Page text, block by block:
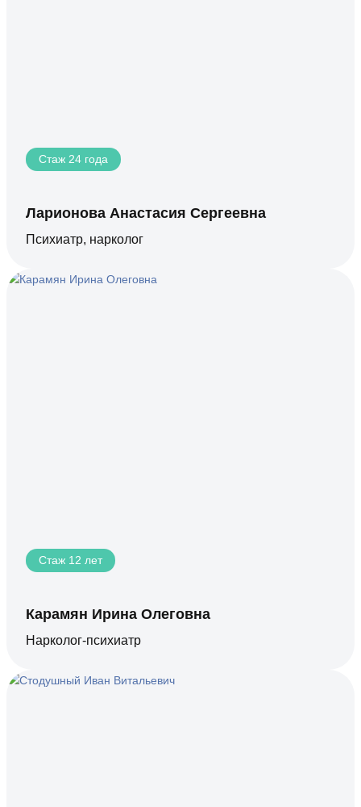
Стаж 24 года
Ларионова Анастасия Сергеевна
Психиатр, нарколог
Стаж 12 лет
Карамян Ирина Олеговна
Нарколог-психиатр